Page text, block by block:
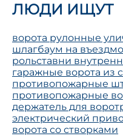
ЛЮДИ ИЩУТ
ворота рулонные
шлагбаум на въезд
рольставни
гаражные ворота из
противопожарные
противопожарные
держатель для ворот
электрический
ворота со створками